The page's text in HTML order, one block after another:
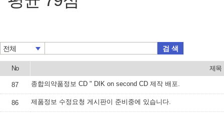
전체 검 색
No 제목
87 종합의약품정보 CD " DIK on second CD 제작 배포.
86 제품정보 수정요청 게시판이 준비중에 있습니다.